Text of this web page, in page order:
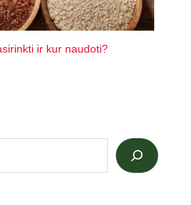
ir kur naudoti?